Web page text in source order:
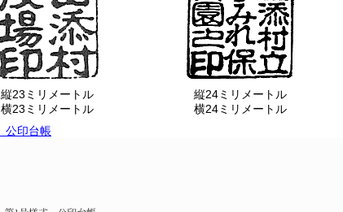
縦23ミリメートル
横23ミリメートル
縦24ミリメートル
横24ミリメートル
公印台帳